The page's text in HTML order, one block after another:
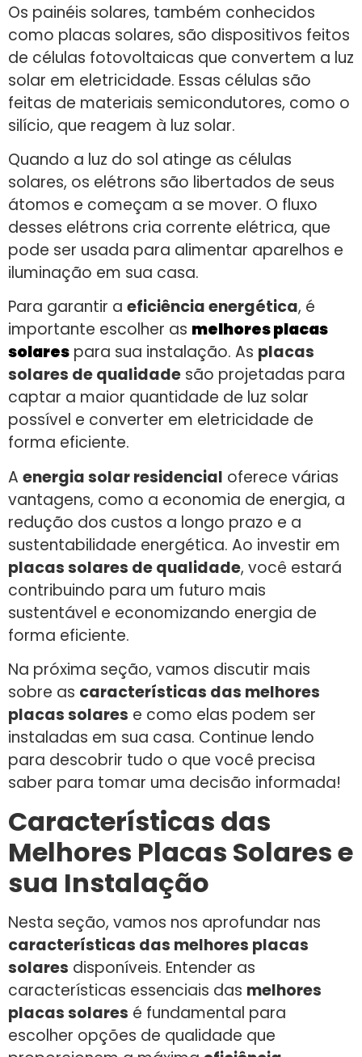
Os painéis solares, também conhecidos
como placas solares, são dispositivos feitos
de células fotovoltaicas que convertem a luz
solar em eletricidade. Essas células são
feitas de materiais semicondutores, como o
silício, que reagem à luz solar.
Quando a luz do sol atinge as células
solares, os elétrons são libertados de seus
átomos e começam a se mover. O fluxo
desses elétrons cria corrente elétrica, que
pode ser usada para alimentar aparelhos e
iluminação em sua casa.
Para garantir a eficiência energética, é
importante escolher as melhores placas
solares para sua instalação. As placas
solares de qualidade são projetadas para
captar a maior quantidade de luz solar
possível e converter em eletricidade de
forma eficiente.
A energia solar residencial oferece várias
vantagens, como a economia de energia, a
redução dos custos a longo prazo e a
sustentabilidade energética. Ao investir em
placas solares de qualidade, você estará
contribuindo para um futuro mais
sustentável e economizando energia de
forma eficiente.
Na próxima seção, vamos discutir mais
sobre as características das melhores
placas solares e como elas podem ser
instaladas em sua casa. Continue lendo
para descobrir tudo o que você precisa
saber para tomar uma decisão informada!
Características das
Melhores Placas Solares e
sua Instalação
Nesta seção, vamos nos aprofundar nas
características das melhores placas
solares disponíveis. Entender as
características essenciais das melhores
placas solares é fundamental para
escolher opções de qualidade que